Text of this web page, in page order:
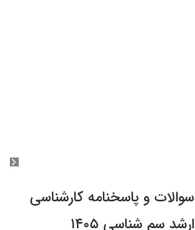
سوالات و پاسخنامه کارشناسی
ارشد سم شناسی ۱۴۰۵